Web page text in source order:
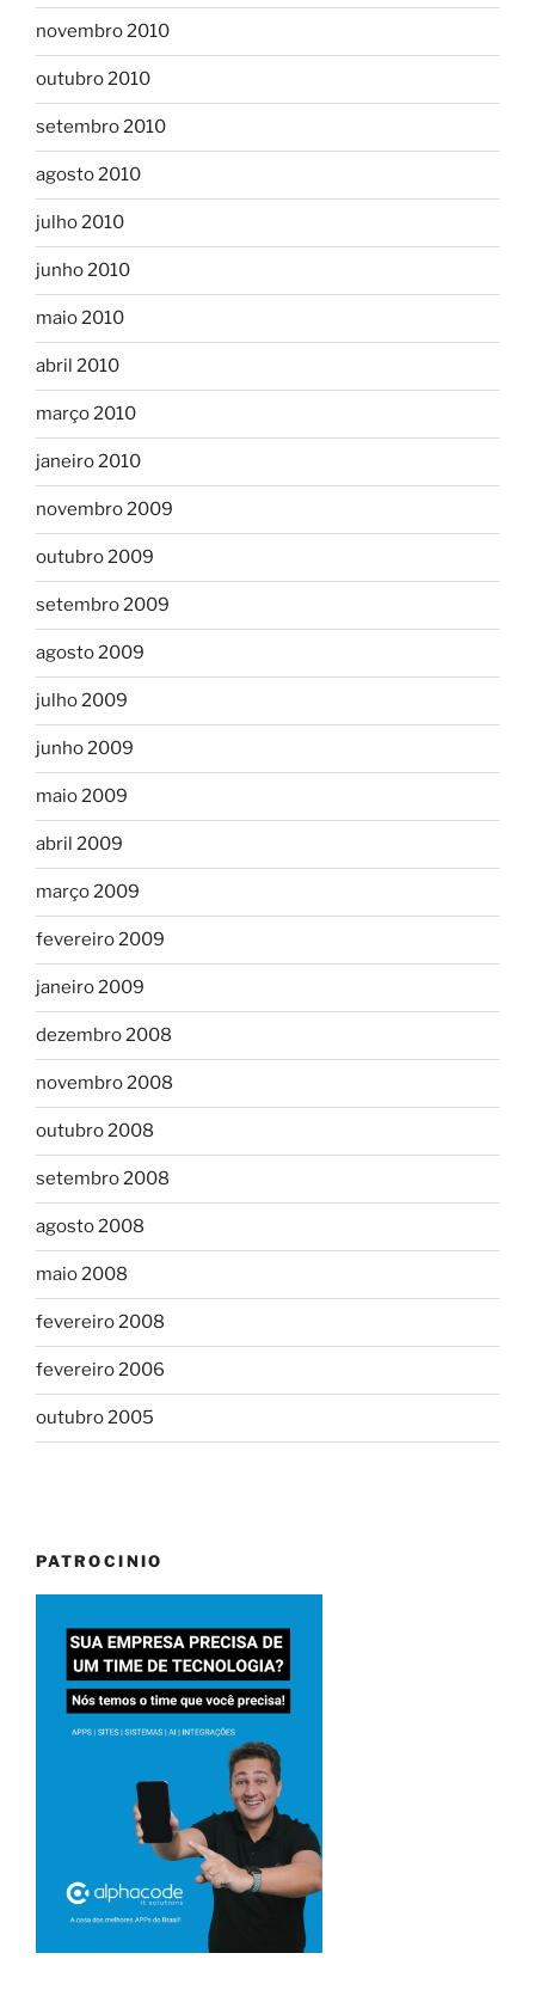
novembro 2010
outubro 2010
setembro 2010
agosto 2010
julho 2010
junho 2010
maio 2010
abril 2010
março 2010
janeiro 2010
novembro 2009
outubro 2009
setembro 2009
agosto 2009
julho 2009
junho 2009
maio 2009
abril 2009
março 2009
fevereiro 2009
janeiro 2009
dezembro 2008
novembro 2008
outubro 2008
setembro 2008
agosto 2008
maio 2008
fevereiro 2008
fevereiro 2006
outubro 2005
PATROCINIO